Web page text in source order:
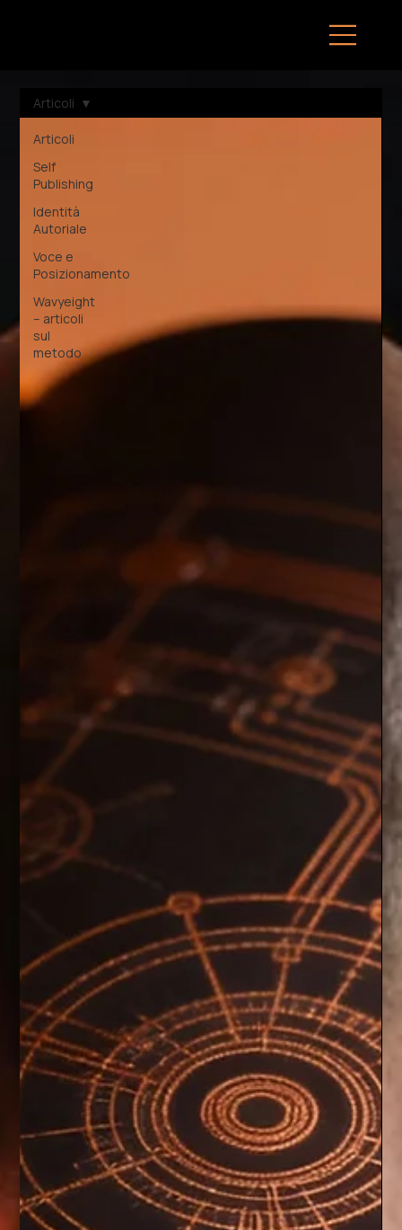
Articoli
Self
Publishing
Identità
Autoriale
Voce e
Posizionamento
Wavyeight
– articoli
sul
metodo
Articoli